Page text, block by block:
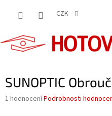
CZK
SUNOPTIC
Průměrné
1 hodnoceníPodrobnosti